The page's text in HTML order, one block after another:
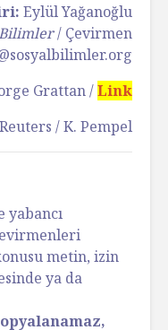
Eylül Yağanoğlu
/ Çevirmen
Grattan /Link
Reuters / K. Pempel
yabancı
metin, izin
ya da